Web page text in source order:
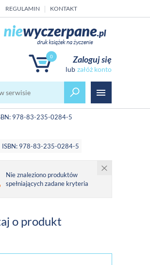
REGULAMIN KONTAKT
0 Zaloguj się
załóż konto
978-83-235-0284-5
ISBN: 978-83-235-0284-5
Nie znaleziono produktów
spełniających zadane kryteria
o produkt